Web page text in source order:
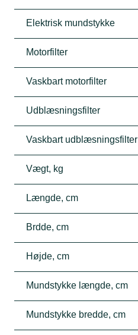
Elektrisk mundstykke
Motorfilter
Vaskbart motorfilter
Udblæsningsfilter
Vaskbart udblæsningsfilter
Vægt, kg
Længde, cm
Brdde, cm
Højde, cm
Mundstykke længde, cm
Mundstykke bredde, cm